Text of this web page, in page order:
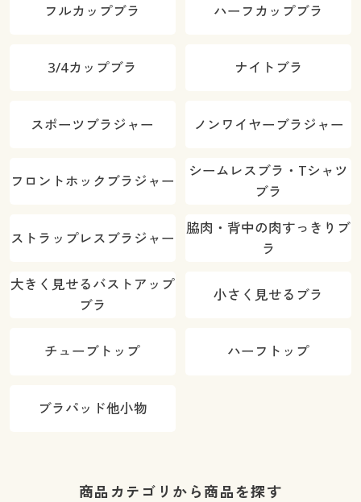
フルカップブラ ハーフカップブラ
3/4カップブラ ナイトブラ
スポーツブラジャー ノンワイヤーブラジャー
フロントホックブラジャー
シームレスブラ・Tシャツ
ブラ
ストラップレスブラジャー
脇肉・背中の肉すっきりブ
ラ
大きく見せるバストアップ
ブラ
小さく見せるブラ
チューブトップ ハーフトップ
ブラパッド他小物
商品カテゴリから商品を探す